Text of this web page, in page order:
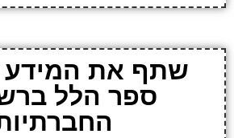
שתף את המידע
ספר הלל
החברתיות